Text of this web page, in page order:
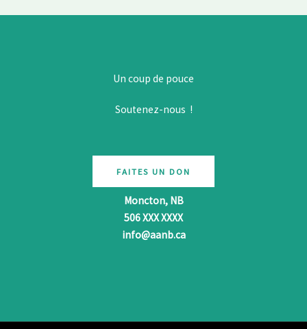
Un coup de pouce
Soutenez-nous !
FAITES UN DON
Moncton, NB
506 XXX XXXX
info@aanb.ca